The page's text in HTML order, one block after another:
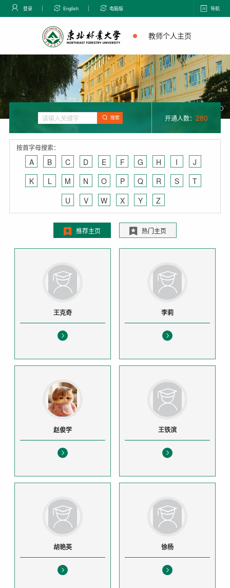
登录 English 电脑版 导航
教师个人主页
搜索 开通人数： 280
按首字母搜索：
A B C D E F G H I
J
K
L M N O P Q R S
T
U
V W X Y Z
推荐主页 热门主页
王克奇 李莉
赵俊学 王铁滨
胡艳英 徐杨